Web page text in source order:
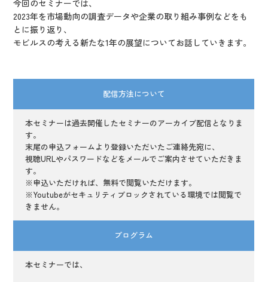
今回のセミナーでは、
2023年を市場動向の調査データや企業の取り組み事例などをも
とに振り返り、
モビルスの考える新たな1年の展望についてお話していきます。
配信方法について
本セミナーは過去開催したセミナーのアーカイブ配信となりま
す。
末尾の申込フォームより登録いただいたご連絡先宛に、
視聴URLやパスワードなどをメールでご案内させていただきま
す。
※申込いただければ、無料で閲覧いただけます。
※Youtubeがセキュリティブロックされている環境では閲覧で
きません。
プログラム
本セミナーでは、